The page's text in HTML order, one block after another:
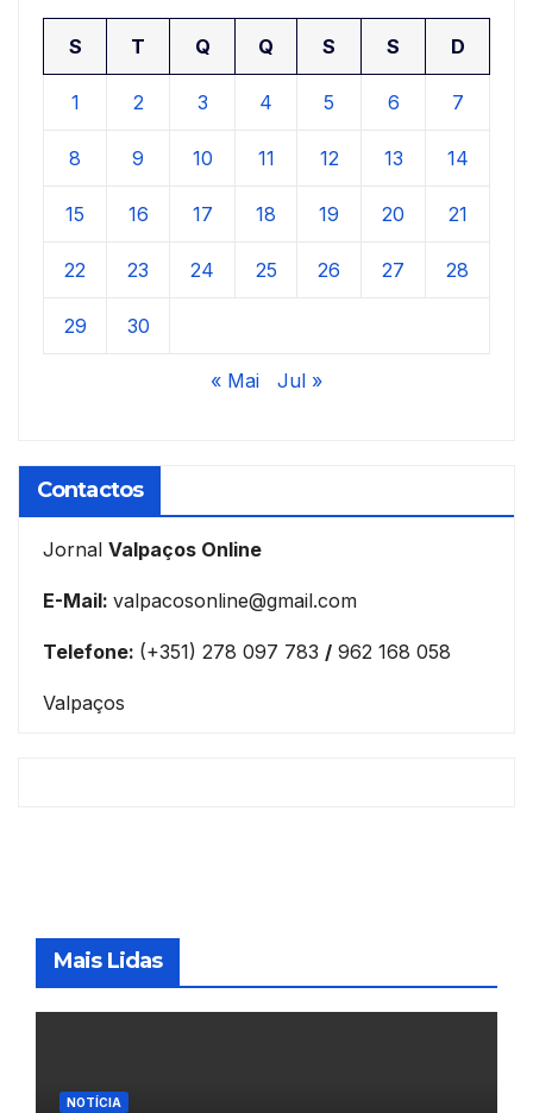
S T Q Q S S D
1 2 3 4 5 6 7
8 9 10 11 12 13 14
15 16 17 18 19 20 21
22 23 24 25 26 27 28
29 30
« Mai Jul »
Contactos
Jornal Valpaços Online
E-Mail: valpacosonline@gmail.com
Telefone: (+351) 278 097 783 / 962 168 058
Valpaços
Mais Lidas
NOTÍCIA